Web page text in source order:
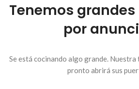
Tenemos
por
Se está cocinando algo grande. Nuestra
pronto abrirá sus